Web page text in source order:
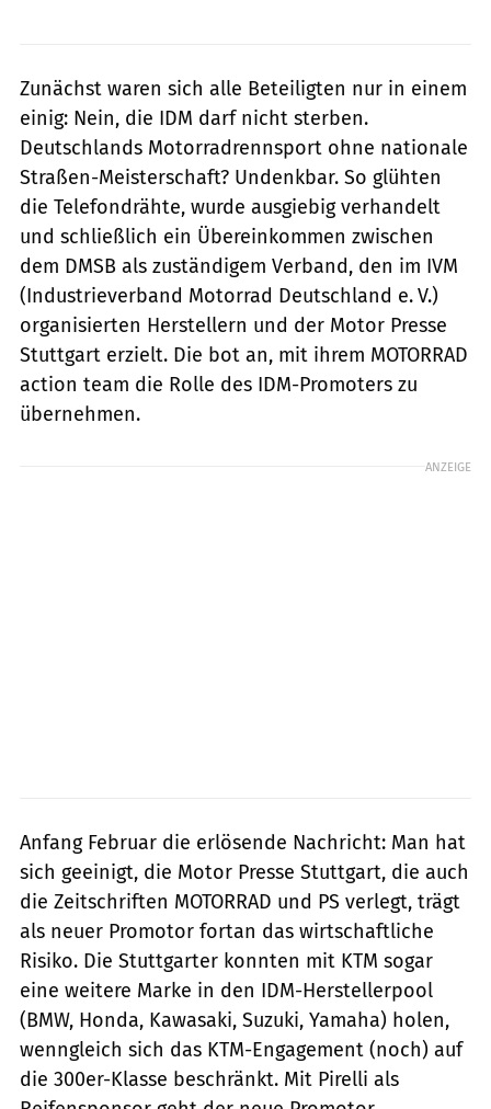
Zunächst waren sich alle Beteiligten nur in einem
einig: Nein, die IDM darf nicht sterben.
Deutschlands Motorradrennsport ohne nationale
Straßen-Meisterschaft? Undenkbar. So glühten
die Telefondrähte, wurde ausgiebig verhandelt
und schließlich ein Übereinkommen zwischen
dem DMSB als zuständigem Verband, den im IVM
(Industrieverband Motorrad Deutschland e. V.)
organisierten Herstellern und der Motor Presse
Stuttgart erzielt. Die bot an, mit ihrem MOTORRAD
­action team die Rolle des IDM-Promoters zu
übernehmen.
ANZEIGE
Anfang Februar die erlösende Nachricht: Man hat
sich geeinigt, die Motor Presse Stuttgart, die auch
die Zeitschriften MOTORRAD und PS verlegt, trägt
als neuer Promotor fortan das wirtschaftliche
Risiko. Die Stuttgarter konnten mit KTM sogar
eine weitere Marke in den IDM-Herstellerpool
(BMW, Honda, Kawasaki, Suzuki, Yamaha) holen,
wenngleich sich das KTM-Engagement (noch) auf
die 300er-Klasse beschränkt. Mit Pirelli als